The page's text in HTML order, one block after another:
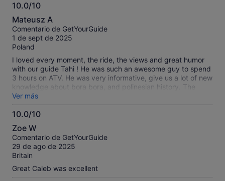
10.0/10
10.0
sobre
10
Mateusz A
Comentario de GetYourGuide
1 de sept de 2025
Poland
I loved every moment, the ride, the views and great humor
with our guide Tahi ! He was such an awesome guy to spend
3 hours on ATV. He was very informative, give us a lot of new
knowledge about bora bora, and polinesian history. The
snacks was good and with great view !
Ver más
10.0/10
10.0
sobre
10
Zoe W
Comentario de GetYourGuide
29 de ago de 2025
Britain
Great Caleb was excellent